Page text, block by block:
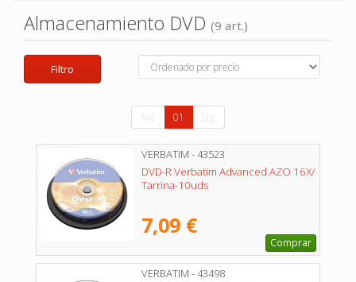
Almacenamiento DVD (9 art.)
Filtro
Ant. 01 Sig.
VERBATIM - 43523
DVD-R Verbatim Advanced AZO 16X/
Tarrina-10uds
7,09 €
Comprar
VERBATIM - 43498